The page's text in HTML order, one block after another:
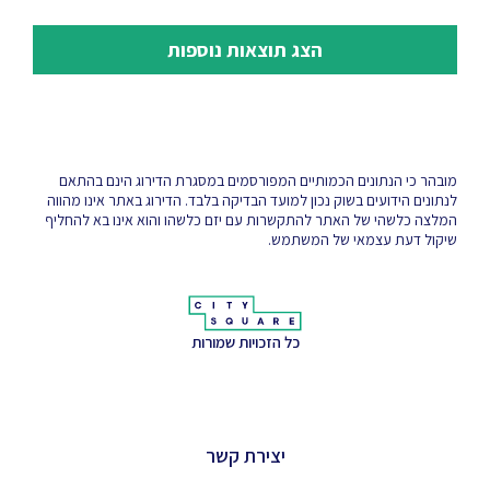
הצג תוצאות נוספות
מובהר כי הנתונים הכמותיים המפורסמים במסגרת הדירוג הינם בהתאם
לנתונים הידועים בשוק נכון למועד הבדיקה בלבד. הדירוג באתר אינו מהווה
המלצה כלשהי של האתר להתקשרות עם יזם כלשהו והוא אינו בא להחליף
שיקול דעת עצמאי של המשתמש.
כל הזכויות שמורות
יצירת קשר